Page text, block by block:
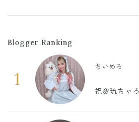
Blogger Ranking
1
ちいめろ
祝🌸琉ちゃろ